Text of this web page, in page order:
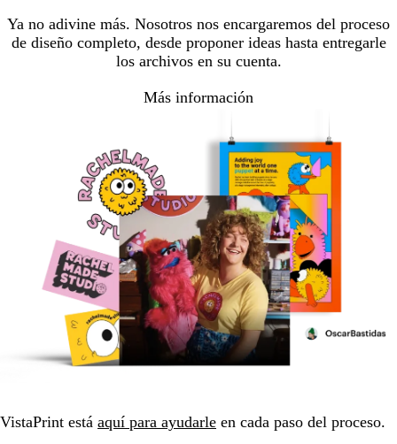
Ya no adivine más. Nosotros nos encargaremos del proceso
de diseño completo, desde proponer ideas hasta entregarle
los archivos en su cuenta.
Más información
VistaPrint está aquí para ayudarle en cada paso del proceso.